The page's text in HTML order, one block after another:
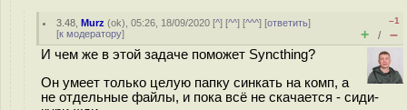
3.48 ,Murz (ok), 05:26, 18/09/2020 [^] [^^] [^^^] [ответить]
[к модератору]
–1
+ / –
И чем же в этой задаче поможет Syncthing?
Он умеет только целую папку синкать на комп, а
не отдельные файлы, и пока всё не скачается - сиди-